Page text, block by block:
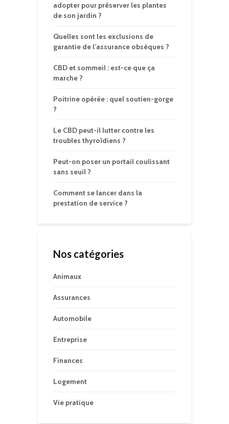
adopter pour préserver les plantes
de son jardin ?
Quelles sont les exclusions de
garantie de l’assurance obsèques ?
CBD et sommeil : est-ce que ça
marche ?
Poitrine opérée : quel soutien-gorge
?
Le CBD peut-il lutter contre les
troubles thyroïdiens ?
Peut-on poser un portail coulissant
sans seuil ?
Comment se lancer dans la
prestation de service ?
Nos catégories
Animaux
Assurances
Automobile
Entreprise
Finances
Logement
Vie pratique